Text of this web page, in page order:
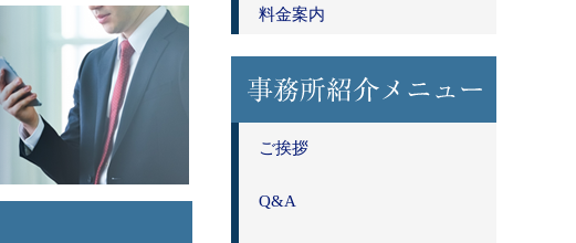
料金案内
ご挨拶
Q&A